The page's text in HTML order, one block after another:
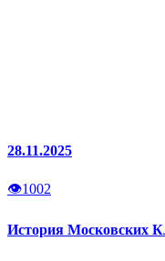
28.11.2025
👁1002
История Московских